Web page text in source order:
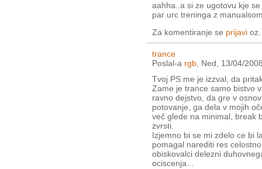
aahha..a si ze ugotovu kje
par urc treninga z
Za komentiranje se prijavi
trance
Poslal-a rgb , Ned, 13/04/
Tvoj PS me je izzval, da
Zame je trance samo bistvo
ravno dejstvo, da gre v
potovanje, ga dela v mojih
več glede na minimal, break
zvrsti.
Izjemno bi se mi zdelo ce bi
pomagal narediti res
obiskovalci delezni
ociscenja...